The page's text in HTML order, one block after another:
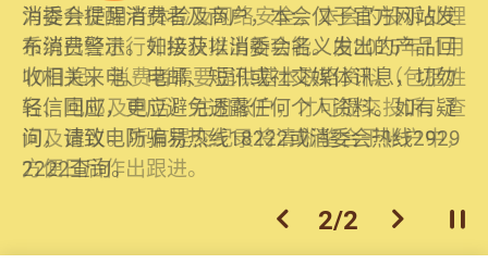
消委会提醒消费者及商户，本会仅于官方网站发
布消费警示。如接获以消委会名义发出的产品回
收相关来电、电邮、短讯或社交媒体讯息，切勿
轻信回应，更应避免透露任何个人资料。如有疑
问，请致电防骗易热线18222或消委会热线2929
2222查询。
为提升使用者体验及网络安全，本会的投诉处理
系统已经进行升级及推出新功能。由2025年11月
10日起，消费者需要提供基本联络资料（包括姓
名、电邮及电话）注册帐户，才可提交投诉、查
询及建议。所有提交纪录将清晰整合于帐户中，
方便日后作出跟进。
上一个
2/2 下一个开